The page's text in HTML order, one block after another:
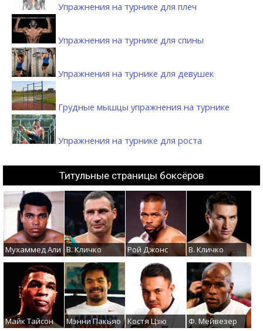
Упражнения на турнике для плеч
Упражнения на турнике для спины
Упражнения на турнике для девушек
Грудные мышцы упражнения на турнике
Упражнения на турнике для роста
Титульные страницы боксёров
Мухаммед Али В. Кличко Рой Джонс В. Кличко
Майк Тайсон Мэнни Пакьяо Костя Цзю Ф. Мейвезер